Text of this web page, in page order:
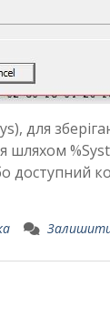
для
доступний